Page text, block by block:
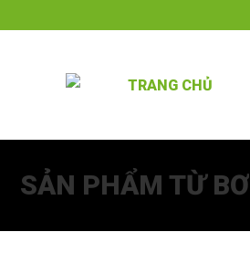
TRANG CHỦ
SẢN PHẨM TỪ BƠ